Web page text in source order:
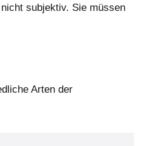
subjektiv. Sie müssen
Arten der